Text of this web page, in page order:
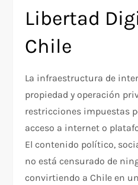
Libertad
Chile
La infraestructura de
propiedad y operación
restricciones impuestas
acceso a internet o
El contenido político,
no está censurado de
convirtiendo a Chile en